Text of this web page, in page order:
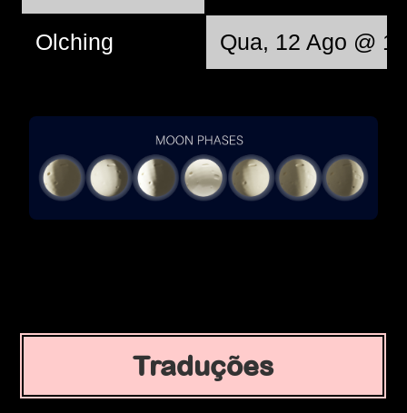
Olching Qua, 12 Ago @
Traduções